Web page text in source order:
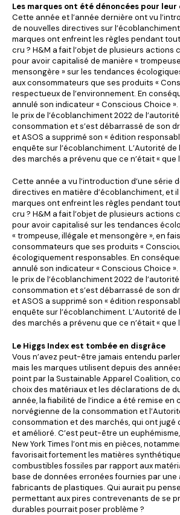
Les marques ont été dénoncées pour
Cette année et l’année dernière ont vu
de nouvelles directives sur
marques ont enfreint les règles pendant
cru ? H&M a fait l’objet de plusieurs actions
pour avoir capitalisé de manière «
mensongère » sur les tendances
aux consommateurs que ses produits «
respectueux de l’environnement. En
annulé son indicateur « Conscious Choice
le prix de l’écoblanchiment 2022 de
consommation et s’est débarrassé de son
et ASOS a supprimé son « édition
enquête sur l’écoblanchiment. L’Autorité
des marchés a prévenu que ce n’était « que
Cette année a vu l’introduction d’une série
directives en matière d’écoblanchiment, et il
marques ont enfreint les règles pendant
cru ? H&M a fait l’objet de plusieurs actions
pour avoir capitalisé sur les tendances
« trompeuse, illégale et mensongère », en
consommateurs que ses produits «
écologiquement responsables. En
annulé son indicateur « Conscious Choice
le prix de l’écoblanchiment 2022 de
consommation et s’est débarrassé de son
et ASOS a supprimé son « édition
enquête sur l’écoblanchiment. L’Autorité
des marchés a prévenu que ce n’était « que
Le Higgs Index est tombée en disgrâce
Vous n’avez peut-être jamais entendu
mais les marques utilisent depuis des
point par la Sustainable Apparel Coalition,
choix des matériaux et les déclarations de
année, la fiabilité de l’indice a été remise en
norvégienne de la consommation et
consommation et des marchés, qui ont jugé
et amélioré. C’est peut-être un
New York Times l’ont mis en pièces,
favorisait fortement les matières
combustibles fossiles par rapport aux
base de données erronées fournies par une
fabricants de plastiques. Qui aurait pu
permettant aux pires contrevenants de se
durables pourrait poser problème ?